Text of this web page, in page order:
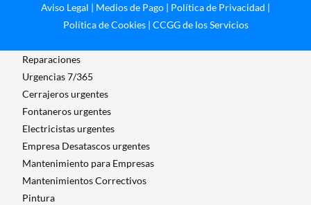
Aviso Legal | Medios de Pago | Política de Privacidad |
Política de Cookies| CCGG de los Servicios
Reparaciones
Urgencias 7/365
Cerrajeros urgentes
Fontaneros urgentes
Electricistas urgentes
Empresa Desatascos urgentes
Mantenimiento para Empresas​
Mantenimientos Correctivos
Pintura